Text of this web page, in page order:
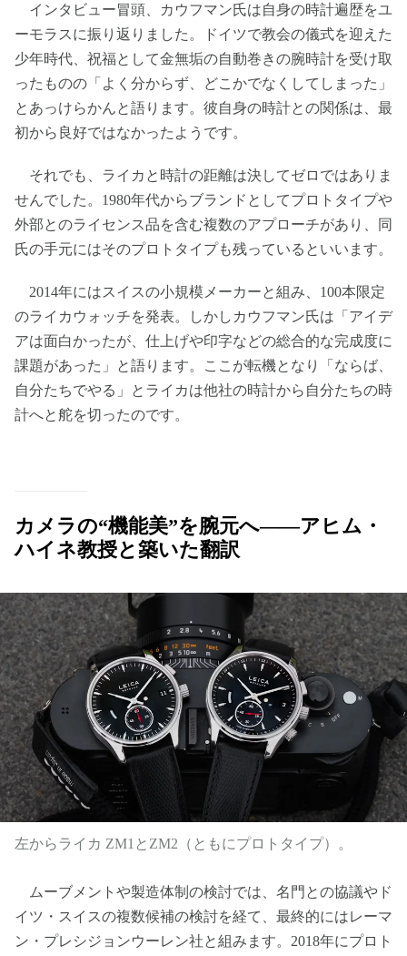
インタビュー冒頭、カウフマン氏は自身の時計遍歴をユ
ーモラスに振り返りました。ドイツで教会の儀式を迎えた
少年時代、祝福として金無垢の自動巻きの腕時計を受け取
ったものの「よく分からず、どこかでなくしてしまった」
とあっけらかんと語ります。彼自身の時計との関係は、最
初から良好ではなかったようです。
それでも、ライカと時計の距離は決してゼロではありま
せんでした。1980年代からブランドとしてプロトタイプや
外部とのライセンス品を含む複数のアプローチがあり、同
氏の手元にはそのプロトタイプも残っているといいます。
2014年にはスイスの小規模メーカーと組み、100本限定
のライカウォッチを発表。しかしカウフマン氏は「アイデ
アは面白かったが、仕上げや印字などの総合的な完成度に
課題があった」と語ります。ここが転機となり「ならば、
自分たちでやる」とライカは他社の時計から自分たちの時
計へと舵を切ったのです。
カメラの“機能美”を腕元へ——アヒム・
ハイネ教授と築いた翻訳
左からライカ ZM1とZM2（ともにプロトタイプ）。
ムーブメントや製造体制の検討では、名門との協議やド
イツ・スイスの複数候補の検討を経て、最終的にはレーマ
ン・プレシジョンウーレン社と組みます。2018年にプロト